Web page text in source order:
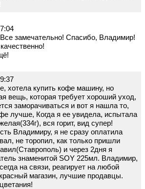
замечательно! Спасибо, Владимир!
хотела купить кофе машину, но
вещь, которая требует хороший уход,
заморачиваться и вот я нашла то,
лучше, Когда я ее увидела, испытала
вся горит, вид супер!
Владимиру, я не сразу оплатила
не торопил, как только пришли
и через 2дня я
знаменитой SOY 225мл. Владимир,
на связи, реагирует на любой
магазин, лучшие продавцы.